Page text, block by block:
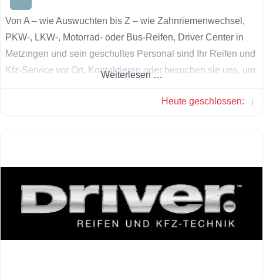
Von A – wie Auswuchten bis Z – wie Zahnriemenwechsel,
PKW-, LKW-, Motorrad- oder Bus-Reifen, Driver Center in
Metzingen und sein geschultes Personal sind Ihr Reifen und
Kfz-Service vor Ort. Kontaktieren oder besuchen sie uns, um
Weiterlesen …
Heute geschlossen: